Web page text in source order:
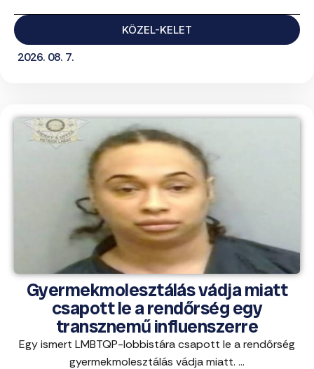
KÖZEL-KELET
2026. 08. 7.
Gyermekmolesztálás vádja miatt
csapott le a rendőrség egy
transznemű influenszerre
Egy ismert LMBTQP-lobbistára csapott le a rendőrség
gyermekmolesztálás vádja miatt. ...